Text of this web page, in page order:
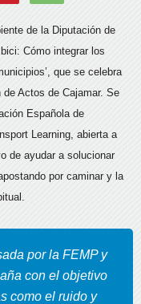
de la Diputación de
Cómo integrar los
que se celebra
Actos de Cajamar. Se
Española de
Learning, abierta a
de ayudar a solucionar
por caminar y la
por la FEMP y
con el objetivo
como el ruido y